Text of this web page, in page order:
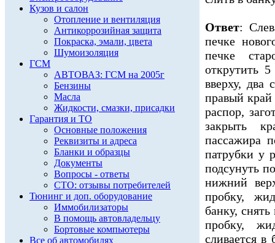
Кузов и салон
Отопление и вентиляция
Антикоррозийная защита
Покраска, эмали, цвета
Шумоизоляция
ГСМ
АВТОВАЗ: ГСМ на 2005г
Бензины
Масла
Жидкости, смазки, присадки
Гарантия и ТО
Основные положения
Реквизиты и адреса
Бланки и образцы
Документы
Вопросы - ответы
СТО: отзывы потребителей
Тюнинг и доп. оборудование
Иммобилизаторы
В помощь автовладельцу
Бортовые компьютеры
Все об автомобилях
Ответ:
печке
печке
открутить
вверху, два
правый край
распор,
закрыть
пассажира
патрубки у
подсунуть
нижний
пробку,
банку,
пробку,
сливается в